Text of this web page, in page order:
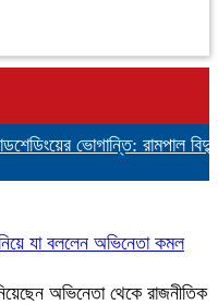
ভোগান্তি: রামপাল
যা বললেন অভিনেতা কমল
অভিনেতা থেকে রাজনীতিক